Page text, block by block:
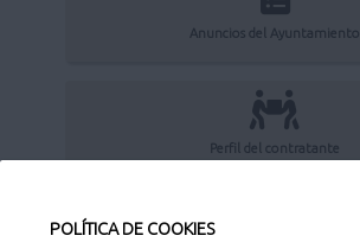
POLÍTICA DE COOKIES
Anuncios del Ayuntamiento
Perfil del contratante